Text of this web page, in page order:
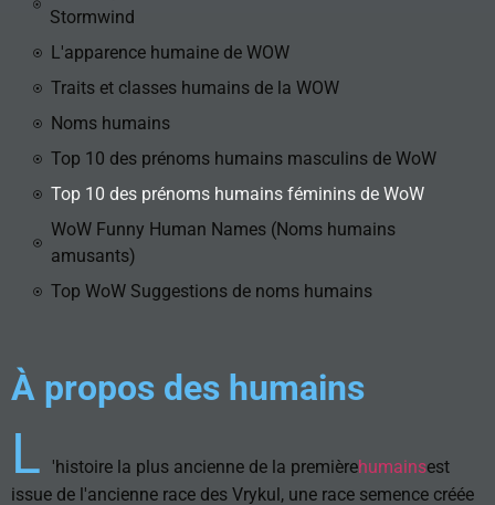
Stormwind
L'apparence humaine de WOW
Traits et classes humains de la WOW
Noms humains
Top 10 des prénoms humains masculins de WoW
Top 10 des prénoms humains féminins de WoW
WoW Funny Human Names (Noms humains
amusants)
Top WoW Suggestions de noms humains
À propos des humains
L 'histoire la plus ancienne de la premièrehumainsest
issue de l'ancienne race des Vrykul, une race semence créée